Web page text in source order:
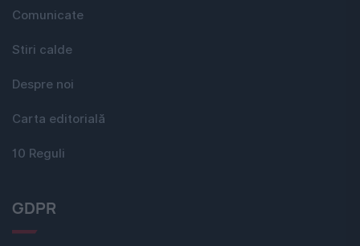
Comunicate
Stiri calde
Despre noi
Carta editorială
10 Reguli
GDPR